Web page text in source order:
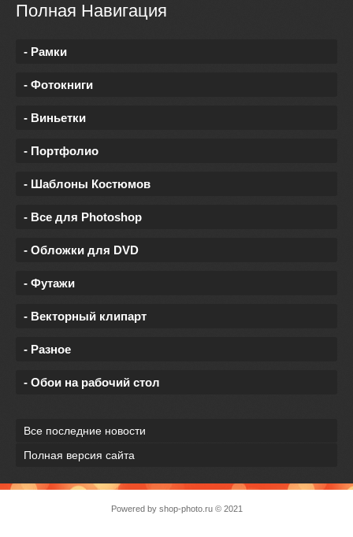
Полная Навигация
- Рамки
- Фотокниги
- Виньетки
- Портфолио
- Шаблоны Костюмов
- Все для Photoshop
- Обложки для DVD
- Футажи
- Векторный клипарт
- Разное
- Обои на рабочий стол
Все последние новости
Полная версия сайта
Powered by shop-photo.ru© 2021